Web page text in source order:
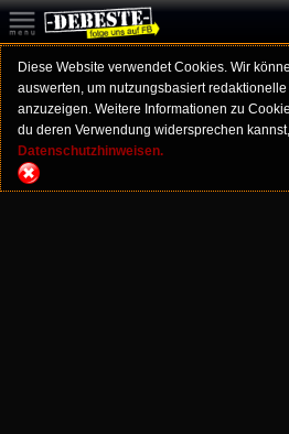
Diese Website verwendet Cookies. Wir
auswerten, um nutzungsbasiert
anzuzeigen. Weitere Informationen zu
du deren Verwendung widersprechen
Datenschutzhinweisen.